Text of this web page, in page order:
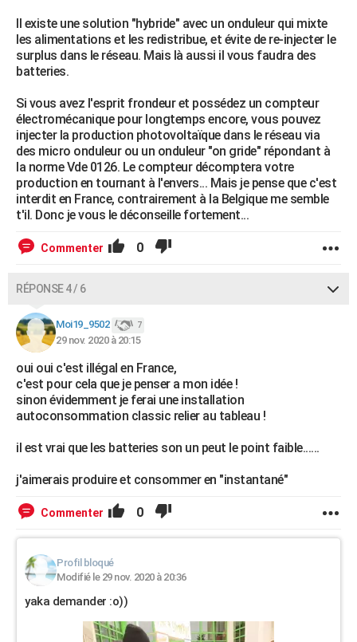
Il existe une solution "hybride" avec un onduleur qui mixte
les alimentations et les redistribue, et évite de re-injecter le
surplus dans le réseau. Mais là aussi il vous faudra des
batteries.
Si vous avez l'esprit frondeur et possédez un compteur
électromécanique pour longtemps encore, vous pouvez
injecter la production photovoltaïque dans le réseau via
des micro onduleur ou un onduleur "on gride" répondant à
la norme Vde 0126. Le compteur décomptera votre
production en tournant à l'envers... Mais je pense que c'est
interdit en France, contrairement à la Belgique me semble
t'il. Donc je vous le déconseille fortement...
Commenter 0
RÉPONSE 4 / 6
Moi19_9502 7
29 nov. 2020 à 20:15
oui oui c'est illégal en France,
c'est pour cela que je penser a mon idée !
sinon évidemment je ferai une installation
autoconsommation classic relier au tableau !
il est vrai que les batteries son un peut le point faible......
j'aimerais produire et consommer en "instantané"
Commenter 0
Profil bloqué
Modifié le 29 nov. 2020 à 20:36
yaka demander :o))